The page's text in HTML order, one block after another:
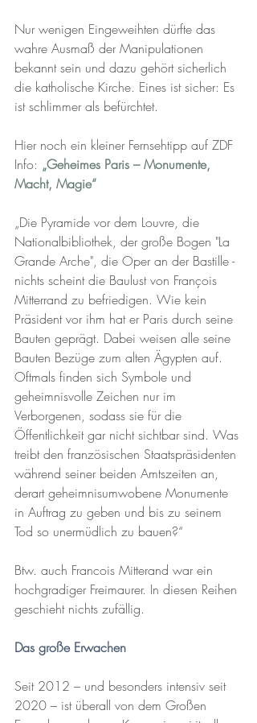
Nur wenigen Eingeweihten dürfte das
wahre Ausmaß der Manipulationen
bekannt sein und dazu gehört sicherlich
die katholische Kirche. Eines ist sicher: Es
ist schlimmer als befürchtet.
Hier noch ein kleiner Fernsehtipp auf ZDF
Info: „Geheimes Paris – Monumente,
Macht, Magie“
„Die Pyramide vor dem Louvre, die
Nationalbibliothek, der große Bogen "La
Grande Arche", die Oper an der Bastille -
nichts scheint die Baulust von François
Mitterrand zu befriedigen. Wie kein
Präsident vor ihm hat er Paris durch seine
Bauten geprägt. Dabei weisen alle seine
Bauten Bezüge zum alten Ägypten auf.
Oftmals finden sich Symbole und
geheimnisvolle Zeichen nur im
Verborgenen, sodass sie für die
Öffentlichkeit gar nicht sichtbar sind. Was
treibt den französischen Staatspräsidenten
während seiner beiden Amtszeiten an,
derart geheimnisumwobene Monumente
in Auftrag zu geben und bis zu seinem
Tod so unermüdlich zu bauen?“
Btw. auch Francois Mitterand war ein
hochgradiger Freimaurer. In diesen Reihen
geschieht nichts zufällig.
Das große Erwachen
Seit 2012 – und besonders intensiv seit
2020 – ist überall von dem Großen